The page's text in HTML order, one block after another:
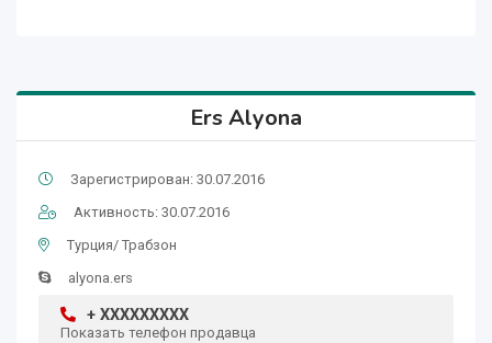
Ers Alyona
Зарегистрирован: 30.07.2016
Активность: 30.07.2016
Турция/ Трабзон
alyona.ers
+ XXXXXXXXX
Показать телефон продавца